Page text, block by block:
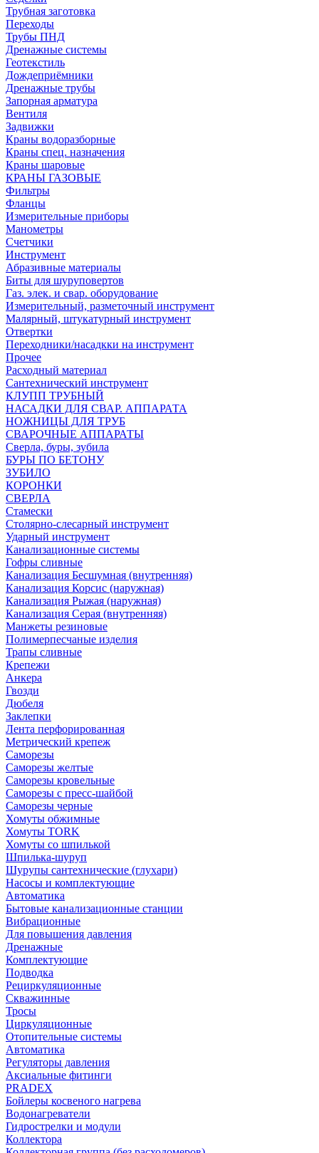
Трубная заготовка
Переходы
Трубы ПНД
Дренажные системы
Геотекстиль
Дождеприёмники
Дренажные трубы
Запорная арматура
Вентиля
Задвижки
Краны водоразборные
Краны спец. назначения
Краны шаровые
КРАНЫ ГАЗОВЫЕ
Фильтры
Фланцы
Измерительные приборы
Манометры
Счетчики
Инструмент
Абразивные материалы
Биты для шуруповертов
Газ. элек. и свар. оборудование
Измерительный, разметочный инструмент
Малярный, штукатурный инструмент
Отвертки
Переходники/насадкки на инструмент
Прочее
Расходный материал
Сантехнический инструмент
КЛУПП ТРУБНЫЙ
НАСАДКИ ДЛЯ СВАР. АППАРАТА
НОЖНИЦЫ ДЛЯ ТРУБ
СВАРОЧНЫЕ АППАРАТЫ
Сверла, буры, зубила
БУРЫ ПО БЕТОНУ
ЗУБИЛО
КОРОНКИ
СВЕРЛА
Стамески
Столярно-слесарный инструмент
Ударный инструмент
Канализационные системы
Гофры сливные
Канализация Бесшумная (внутренняя)
Канализация Корсис (наружная)
Канализация Рыжая (наружная)
Канализация Серая (внутренняя)
Манжеты резиновые
Полимерпесчаные изделия
Трапы сливные
Крепежи
Анкера
Гвозди
Дюбеля
Заклепки
Лента перфорированная
Метрический крепеж
Саморезы
Саморезы желтые
Саморезы кровельные
Саморезы с пресс-шайбой
Саморезы черные
Хомуты обжимные
Хомуты TORK
Хомуты со шпилькой
Шпилька-шуруп
Шурупы сантехнические (глухари)
Насосы и комплектующие
Автоматика
Бытовые канализационные станции
Вибрационные
Для повышения давления
Дренажные
Комплектующие
Подводка
Рециркуляционные
Скважинные
Тросы
Циркуляционные
Отопительные системы
Автоматика
Регуляторы давления
Аксиальные фитинги
PRADEX
Бойлеры косвеного нагрева
Водонагреватели
Гидрострелки и модули
Коллектора